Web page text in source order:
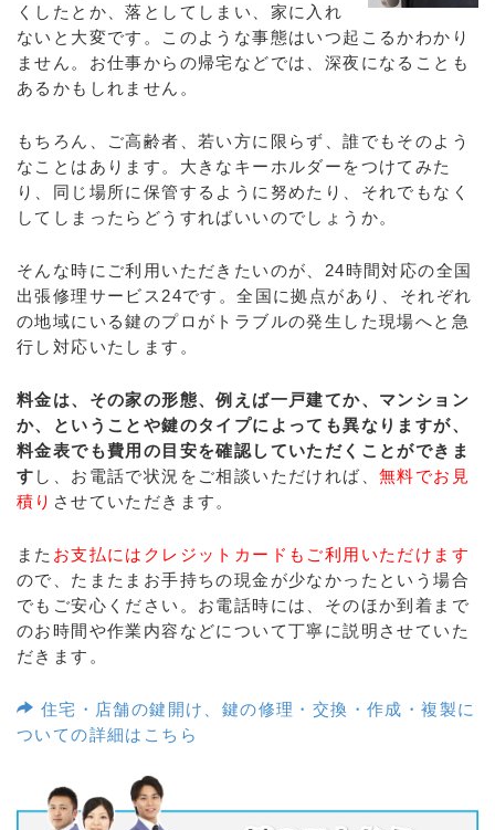
くしたとか、落としてしまい、家に入れ
ないと大変です。このような事態はいつ起こるかわかり
ません。お仕事からの帰宅などでは、深夜になることも
あるかもしれません。
もちろん、ご高齢者、若い方に限らず、誰でもそのよう
なことはあります。大きなキーホルダーをつけてみた
り、同じ場所に保管するように努めたり、それでもなく
してしまったらどうすればいいのでしょうか。
そんな時にご利用いただきたいのが、24時間対応の全国
出張修理サービス24です。全国に拠点があり、それぞれ
の地域にいる鍵のプロがトラブルの発生した現場へと急
行し対応いたします。
料金は、その家の形態、例えば一戸建てか、マンション
か、ということや鍵のタイプによっても異なりますが、
料金表でも費用の目安を確認していただくことができま
す し、お電話で状況をご相談いただければ、無料でお見
積り させていただきます。
また お支払にはクレジットカードもご利用いただけます
ので、たまたまお手持ちの現金が少なかったという場合
でもご安心ください。お電話時には、そのほか到着まで
のお時間や作業内容などについて丁寧に説明させていた
だきます。
住宅・店舗の鍵開け、鍵の修理・交換・作成・複製に
ついての詳細はこちら